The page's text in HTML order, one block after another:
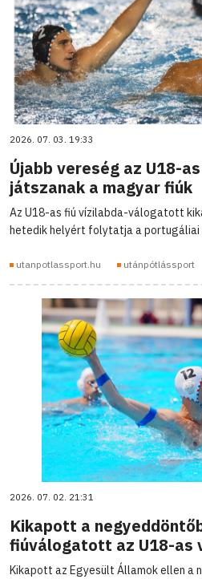
2026. 07. 03. 19:33
Újabb vereség az U18-
játszanak a magyar fiúk
Az U18-as fiú vízilabda-válogatott
hetedik helyért folytatja a portugáliai
utanpotlassport.hu utánpótlássport
2026. 07. 02. 21:31
Kikapott a
fiúválogatott az U18-as
Kikapott az Egyesült Államok ellen a